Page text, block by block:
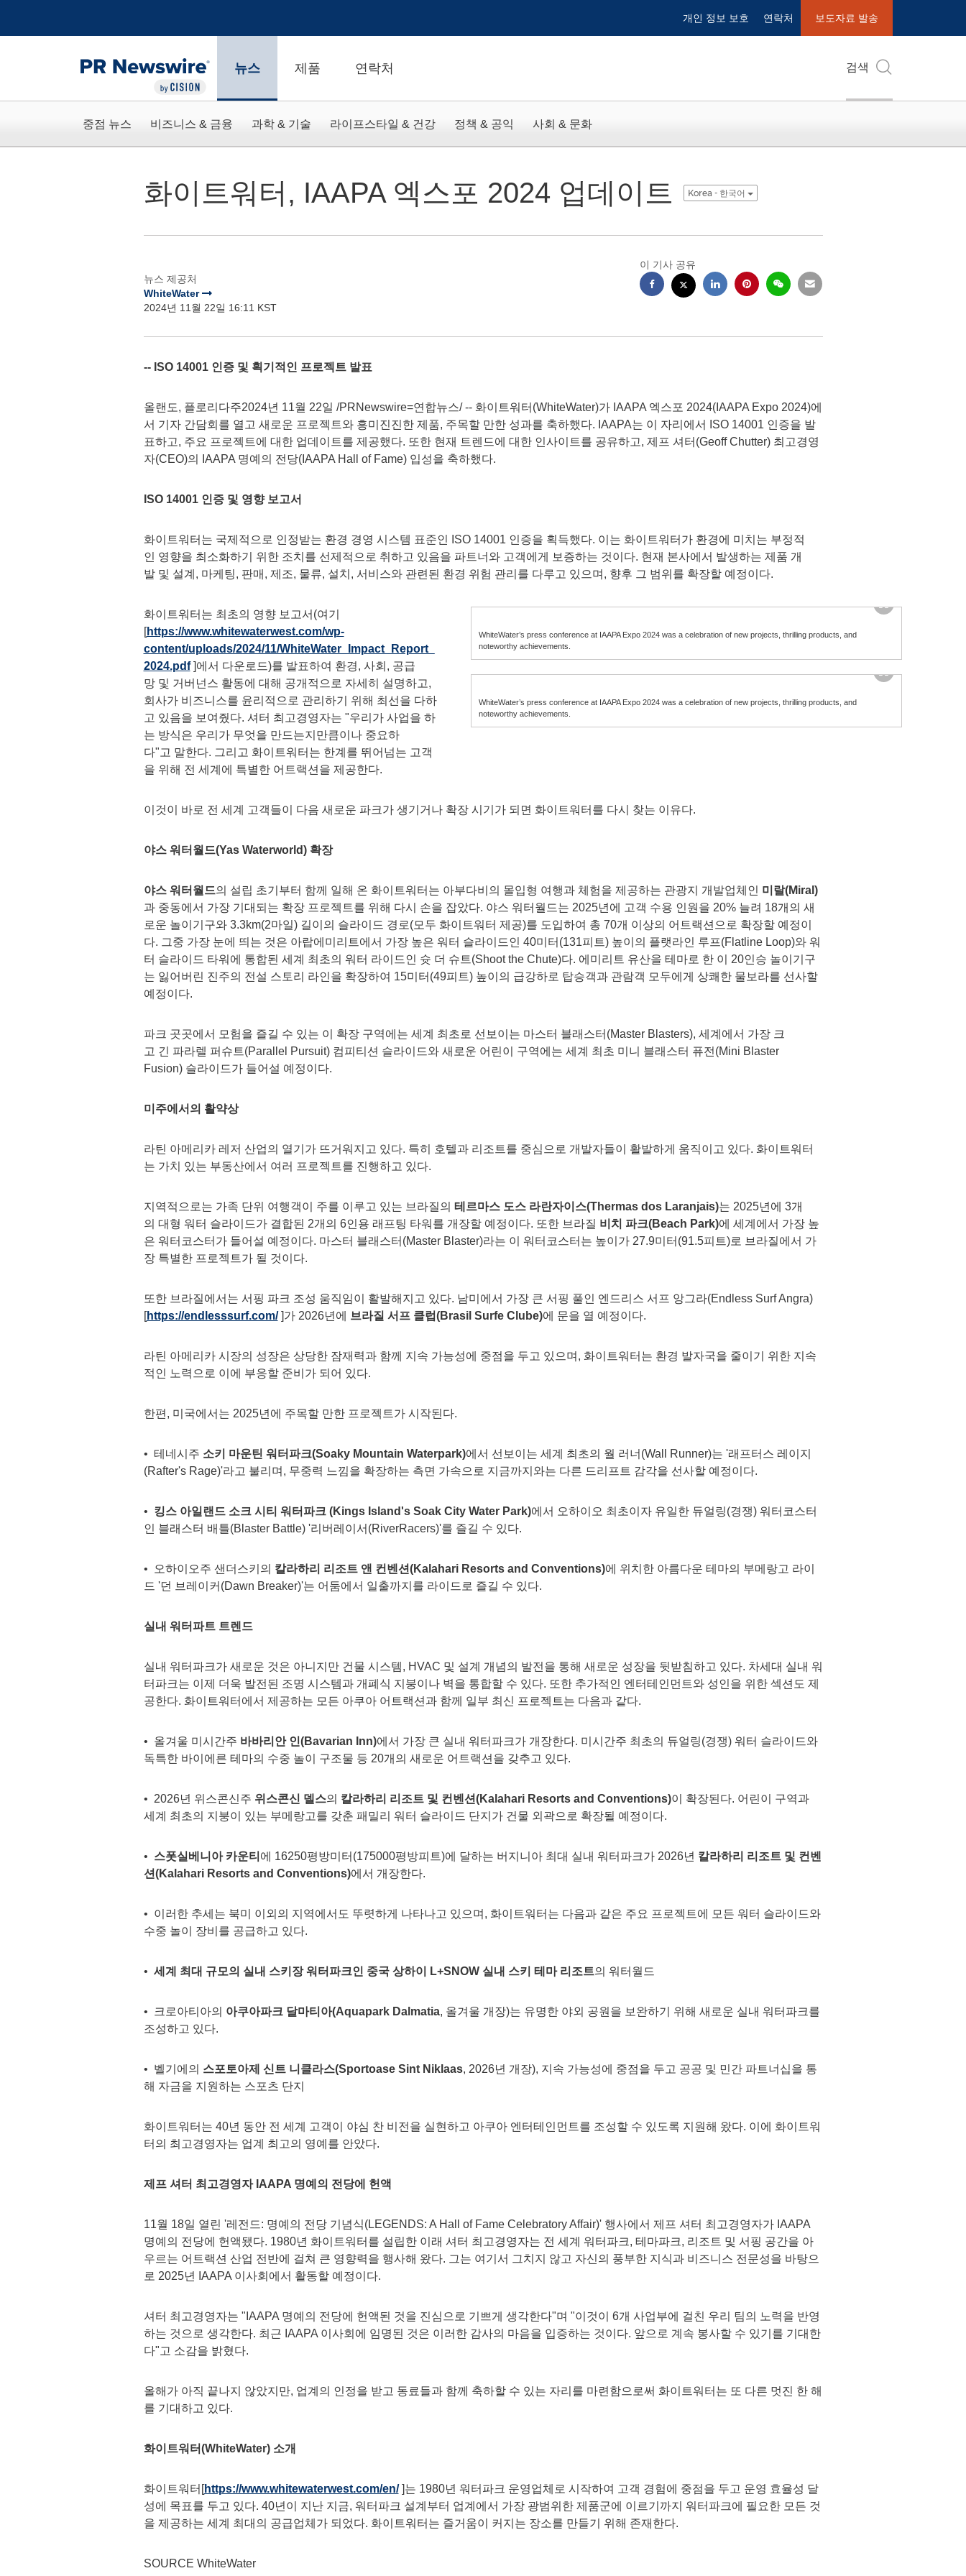
개인 정보 보호
연락처 보도자료 발송
뉴스 제품 연락처 검색
중점 뉴스 비즈니스 & 금융 과학 & 기술 라이프스타일 & 건강 정책 & 공익 사회 & 문화
화이트워터, IAAPA 엑스포 2024 업데이트 Korea - 한국어
뉴스 제공처
WhiteWater
2024년 11월 22일 16:11 KST
이 기사 공유
-- ISO 14001 인증 및 획기적인 프로젝트 발표
올랜도, 플로리다주2024년 11월 22일 /PRNewswire=연합뉴스/ -- 화이트워터(WhiteWater)가 IAAPA 엑스포 2024(IAAPA Expo 2024)에
서 기자 간담회를 열고 새로운 프로젝트와 흥미진진한 제품, 주목할 만한 성과를 축하했다. IAAPA는 이 자리에서 ISO 14001 인증을 발
표하고, 주요 프로젝트에 대한 업데이트를 제공했다. 또한 현재 트렌드에 대한 인사이트를 공유하고, 제프 셔터(Geoff Chutter) 최고경영
자(CEO)의 IAAPA 명예의 전당(IAAPA Hall of Fame) 입성을 축하했다.
ISO 14001 인증 및 영향 보고서
화이트워터는 국제적으로 인정받는 환경 경영 시스템 표준인 ISO 14001 인증을 획득했다. 이는 화이트워터가 환경에 미치는 부정적
인 영향을 최소화하기 위한 조치를 선제적으로 취하고 있음을 파트너와 고객에게 보증하는 것이다. 현재 본사에서 발생하는 제품 개
발 및 설계, 마케팅, 판매, 제조, 물류, 설치, 서비스와 관련된 환경 위험 관리를 다루고 있으며, 향후 그 범위를 확장할 예정이다.
WhiteWater’s press conference at IAAPA Expo 2024 was a celebration of new projects, thrilling products, and
noteworthy achievements.
WhiteWater’s press conference at IAAPA Expo 2024 was a celebration of new projects, thrilling products, and
noteworthy achievements.
화이트워터는 최초의 영향 보고서(여기
[https://www.whitewaterwest.com/wp-
content/uploads/2024/11/WhiteWater_Impact_Report_
2024.pdf]에서 다운로드)를 발표하여 환경, 사회, 공급
망 및 거버넌스 활동에 대해 공개적으로 자세히 설명하고,
회사가 비즈니스를 윤리적으로 관리하기 위해 최선을 다하
고 있음을 보여줬다. 셔터 최고경영자는 "우리가 사업을 하
는 방식은 우리가 무엇을 만드는지만큼이나 중요하
다"고 말한다. 그리고 화이트워터는 한계를 뛰어넘는 고객
을 위해 전 세계에 특별한 어트랙션을 제공한다.
이것이 바로 전 세계 고객들이 다음 새로운 파크가 생기거나 확장 시기가 되면 화이트워터를 다시 찾는 이유다.
야스 워터월드(Yas Waterworld) 확장
야스 워터월드의 설립 초기부터 함께 일해 온 화이트워터는 아부다비의 몰입형 여행과 체험을 제공하는 관광지 개발업체인 미랄(Miral)
과 중동에서 가장 기대되는 확장 프로젝트를 위해 다시 손을 잡았다. 야스 워터월드는 2025년에 고객 수용 인원을 20% 늘려 18개의 새
로운 놀이기구와 3.3km(2마일) 길이의 슬라이드 경로(모두 화이트워터 제공)를 도입하여 총 70개 이상의 어트랙션으로 확장할 예정이
다. 그중 가장 눈에 띄는 것은 아랍에미리트에서 가장 높은 워터 슬라이드인 40미터(131피트) 높이의 플랫라인 루프(Flatline Loop)와 워
터 슬라이드 타워에 통합된 세계 최초의 워터 라이드인 슛 더 슈트(Shoot the Chute)다. 에미리트 유산을 테마로 한 이 20인승 놀이기구
는 잃어버린 진주의 전설 스토리 라인을 확장하여 15미터(49피트) 높이의 급강하로 탑승객과 관람객 모두에게 상쾌한 물보라를 선사할
예정이다.
파크 곳곳에서 모험을 즐길 수 있는 이 확장 구역에는 세계 최초로 선보이는 마스터 블래스터(Master Blasters), 세계에서 가장 크
고 긴 파라렐 퍼슈트(Parallel Pursuit) 컴피티션 슬라이드와 새로운 어린이 구역에는 세계 최초 미니 블래스터 퓨전(Mini Blaster
Fusion) 슬라이드가 들어설 예정이다.
미주에서의 활약상
라틴 아메리카 레저 산업의 열기가 뜨거워지고 있다. 특히 호텔과 리조트를 중심으로 개발자들이 활발하게 움직이고 있다. 화이트워터
는 가치 있는 부동산에서 여러 프로젝트를 진행하고 있다.
지역적으로는 가족 단위 여행객이 주를 이루고 있는 브라질의 테르마스 도스 라란자이스(Thermas dos Laranjais)는 2025년에 3개
의 대형 워터 슬라이드가 결합된 2개의 6인용 래프팅 타워를 개장할 예정이다. 또한 브라질 비치 파크(Beach Park)에 세계에서 가장 높
은 워터코스터가 들어설 예정이다. 마스터 블래스터(Master Blaster)라는 이 워터코스터는 높이가 27.9미터(91.5피트)로 브라질에서 가
장 특별한 프로젝트가 될 것이다.
또한 브라질에서는 서핑 파크 조성 움직임이 활발해지고 있다. 남미에서 가장 큰 서핑 풀인 엔드리스 서프 앙그라(Endless Surf Angra)
[https://endlesssurf.com/]가 2026년에 브라질 서프 클럽(Brasil Surfe Clube)에 문을 열 예정이다.
라틴 아메리카 시장의 성장은 상당한 잠재력과 함께 지속 가능성에 중점을 두고 있으며, 화이트워터는 환경 발자국을 줄이기 위한 지속
적인 노력으로 이에 부응할 준비가 되어 있다.
한편, 미국에서는 2025년에 주목할 만한 프로젝트가 시작된다.
• 테네시주 소키 마운틴 워터파크(Soaky Mountain Waterpark)에서 선보이는 세계 최초의 월 러너(Wall Runner)는 '래프터스 레이지
(Rafter's Rage)'라고 불리며, 무중력 느낌을 확장하는 측면 가속으로 지금까지와는 다른 드리프트 감각을 선사할 예정이다.
• 킹스 아일랜드 소크 시티 워터파크 (Kings Island's Soak City Water Park)에서 오하이오 최초이자 유일한 듀얼링(경쟁) 워터코스터
인 블래스터 배틀(Blaster Battle) '리버레이서(RiverRacers)'를 즐길 수 있다.
• 오하이오주 샌더스키의 칼라하리 리조트 앤 컨벤션(Kalahari Resorts and Conventions)에 위치한 아름다운 테마의 부메랑고 라이
드 '던 브레이커(Dawn Breaker)'는 어둠에서 일출까지를 라이드로 즐길 수 있다.
실내 워터파트 트렌드
실내 워터파크가 새로운 것은 아니지만 건물 시스템, HVAC 및 설계 개념의 발전을 통해 새로운 성장을 뒷받침하고 있다. 차세대 실내 워
터파크는 이제 더욱 발전된 조명 시스템과 개폐식 지붕이나 벽을 통합할 수 있다. 또한 추가적인 엔터테인먼트와 성인을 위한 섹션도 제
공한다. 화이트워터에서 제공하는 모든 아쿠아 어트랙션과 함께 일부 최신 프로젝트는 다음과 같다.
• 올겨울 미시간주 바바리안 인(Bavarian Inn)에서 가장 큰 실내 워터파크가 개장한다. 미시간주 최초의 듀얼링(경쟁) 워터 슬라이드와
독특한 바이에른 테마의 수중 놀이 구조물 등 20개의 새로운 어트랙션을 갖추고 있다.
• 2026년 위스콘신주 위스콘신 델스의 칼라하리 리조트 및 컨벤션(Kalahari Resorts and Conventions)이 확장된다. 어린이 구역과
세계 최초의 지붕이 있는 부메랑고를 갖춘 패밀리 워터 슬라이드 단지가 건물 외곽으로 확장될 예정이다.
• 스폿실베니아 카운티 에 16250평방미터(175000평방피트)에 달하는 버지니아 최대 실내 워터파크가 2026년 칼라하리 리조트 및 컨벤
션(Kalahari Resorts and Conventions)에서 개장한다.
• 이러한 추세는 북미 이외의 지역에서도 뚜렷하게 나타나고 있으며, 화이트워터는 다음과 같은 주요 프로젝트에 모든 워터 슬라이드와
수중 놀이 장비를 공급하고 있다.
• 세계 최대 규모의 실내 스키장 워터파크인 중국 상하이 L+SNOW 실내 스키 테마 리조트의 워터월드
• 크로아티아의 아쿠아파크 달마티아(Aquapark Dalmatia, 올겨울 개장)는 유명한 야외 공원을 보완하기 위해 새로운 실내 워터파크를
조성하고 있다.
• 벨기에의 스포토아제 신트 니클라스(Sportoase Sint Niklaas, 2026년 개장), 지속 가능성에 중점을 두고 공공 및 민간 파트너십을 통
해 자금을 지원하는 스포츠 단지
화이트워터는 40년 동안 전 세계 고객이 야심 찬 비전을 실현하고 아쿠아 엔터테인먼트를 조성할 수 있도록 지원해 왔다. 이에 화이트워
터의 최고경영자는 업계 최고의 영예를 안았다.
제프 셔터 최고경영자 IAAPA 명예의 전당에 헌액
11월 18일 열린 '레전드: 명예의 전당 기념식(LEGENDS: A Hall of Fame Celebratory Affair)' 행사에서 제프 셔터 최고경영자가 IAAPA
명예의 전당에 헌액됐다. 1980년 화이트워터를 설립한 이래 셔터 최고경영자는 전 세계 워터파크, 테마파크, 리조트 및 서핑 공간을 아
우르는 어트랙션 산업 전반에 걸쳐 큰 영향력을 행사해 왔다. 그는 여기서 그치지 않고 자신의 풍부한 지식과 비즈니스 전문성을 바탕으
로 2025년 IAAPA 이사회에서 활동할 예정이다.
셔터 최고경영자는 "IAAPA 명예의 전당에 헌액된 것을 진심으로 기쁘게 생각한다"며 "이것이 6개 사업부에 걸친 우리 팀의 노력을 반영
하는 것으로 생각한다. 최근 IAAPA 이사회에 임명된 것은 이러한 감사의 마음을 입증하는 것이다. 앞으로 계속 봉사할 수 있기를 기대한
다"고 소감을 밝혔다.
올해가 아직 끝나지 않았지만, 업계의 인정을 받고 동료들과 함께 축하할 수 있는 자리를 마련함으로써 화이트워터는 또 다른 멋진 한 해
를 기대하고 있다.
화이트워터(WhiteWater) 소개
화이트워터[https://www.whitewaterwest.com/en/]는 1980년 워터파크 운영업체로 시작하여 고객 경험에 중점을 두고 운영 효율성 달
성에 목표를 두고 있다. 40년이 지난 지금, 워터파크 설계부터 업계에서 가장 광범위한 제품군에 이르기까지 워터파크에 필요한 모든 것
을 제공하는 세계 최대의 공급업체가 되었다. 화이트워터는 즐거움이 커지는 장소를 만들기 위해 존재한다.
SOURCE WhiteWater